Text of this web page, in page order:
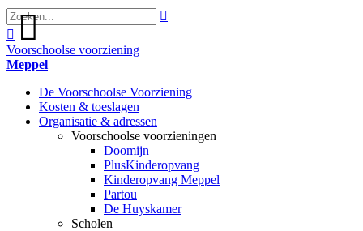



Voorschoolse voorziening
Meppel
De Voorschoolse Voorziening
Kosten & toeslagen
Organisatie & adressen
Voorschoolse voorzieningen
Doomijn
PlusKinderopvang
Kinderopvang Meppel
Partou
De Huyskamer
Scholen